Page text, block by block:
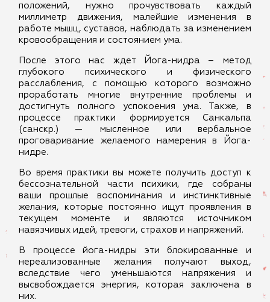
положений, нужно прочувствовать каждый
миллиметр движения, малейшие изменения в
работе мышц, суставов, наблюдать за изменением
кровообращения и состоянием ума.
После этого нас ждет Йога-нидра – метод
глубокого психического и физического
расслабления, с помощью которого возможно
проработать многие внутренние проблемы и
достигнуть полного успокоения ума. Также, в
процессе практики формируется Санкальпа
(санскр.) — мысленное или вербальное
проговаривание желаемого намерения в Йога-
нидре.
Во время практики вы можете получить доступ к
бессознательной части психики, где собраны
ваши прошлые воспоминания и инстинктивные
желания, которые постоянно ищут проявления в
текущем моменте и являются источником
навязчивых идей, тревоги, страхов и напряжений.
В процессе йога-нидры эти блокированные и
нереализованные желания получают выход,
вследствие чего уменьшаются напряжения и
высвобождается энергия, которая заключена в
них.